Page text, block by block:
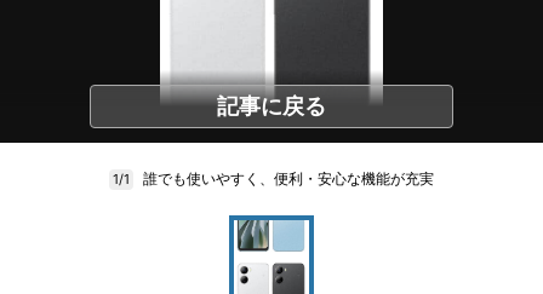
記事に戻る
1/1 誰でも使いやすく、便利・安心な機能が充実